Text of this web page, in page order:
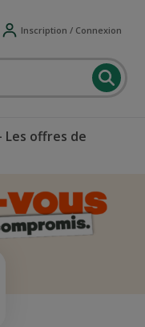
Inscription / Connexion
Les offres de